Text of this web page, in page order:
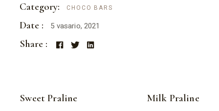
Category: CHOCO BARS
Date : 5 vasario, 2021
Share :
Sweet Praline Milk Praline